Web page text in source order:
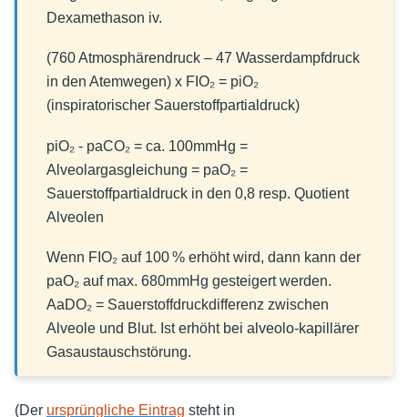
Dexamethason iv.
(760 Atmosphärendruck – 47 Wasserdampfdruck
in den Atemwegen) x FIO₂ = piO₂
(inspiratorischer Sauerstoffpartialdruck)
piO₂ - paCO₂ = ca. 100mmHg =
Alveolargasgleichung = paO₂ =
Sauerstoffpartialdruck in den 0,8 resp. Quotient
Alveolen
Wenn FIO₂ auf 100 % erhöht wird, dann kann der
paO₂ auf max. 680mmHg gesteigert werden.
AaDO₂ = Sauerstoffdruckdifferenz zwischen
Alveole und Blut. Ist erhöht bei alveolo-kapillärer
Gasaustauschstörung.
(Der ursprüngliche Eintrag steht in